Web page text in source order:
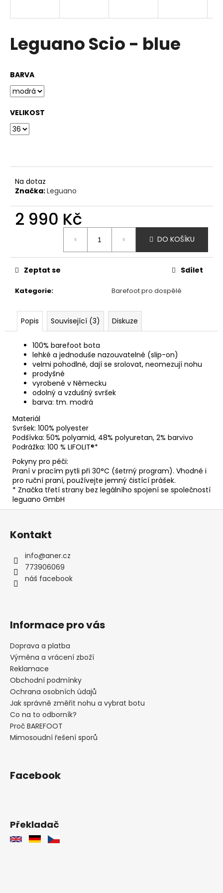
Leguano Scio - blue
BARVA
VELIKOST
Na dotaz
Značka:Leguano
2 990 Kč
DO KOŠÍKU
Kategorie: Barefoot pro dospělé
Zeptat se Sdílet
Popis Související (3) Diskuze
100% barefoot bota
lehké a jednoduše nazouvatelné (slip-on)
velmi pohodlné, dají se srolovat, neomezují nohu
prodyšné
vyrobené v Německu
odolný a vzdušný svršek
barva: tm. modrá
Materiál
Svršek: 100% polyester
Podšívka: 50% polyamid, 48% polyuretan, 2% barvivo
Podrážka: 100 % LIFOLIT®*
Pokyny pro péči:
Praní v pracím pytli při 30°C (šetrný program). Vhodné i
pro ruční praní, používejte jemný čistící prášek.
* Značka třetí strany bez legálního spojení se společností
leguano GmbH
í
t
o
p
o
r
u
e
m
AFFENZAHN
BAREFOOT
SANDÁLY
SANDAL
VEGAN
BREEZE
CREATIVE
TOUCAN
Z
Kontakt
info@aner.cz
773906069
náš facebook
Informace pro vás
Doprava a platba
Výměna a vrácení zboží
Reklamace
Obchodní podmínky
Ochrana osobních údajů
Jak správně změřit nohu a vybrat botu
Co na to odborník?
Proč BAREFOOT
Mimosoudní řešení sporů
Facebook
Překladač